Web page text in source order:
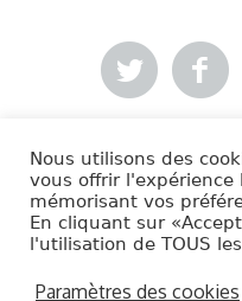
-
Cirest © 2020 |
Nous utilisons des
vous offrir
mémorisant vos
En cliquant sur
l'utilisation de TOUS
Paramètres des cookies